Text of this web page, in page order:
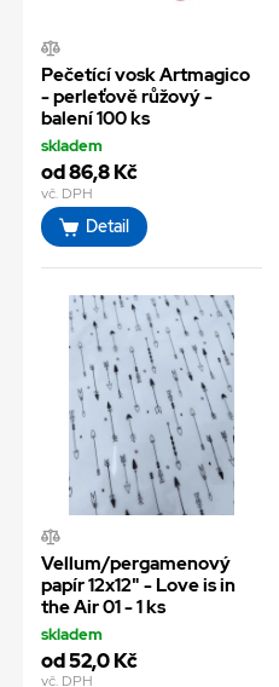
Pečetící vosk Artmagico
- perleťově růžový -
balení 100 ks
skladem
od 86,8 Kč
vč. DPH
Detail
Vellum/pergamenový
papír 12x12" - Love is in
the Air 01 - 1 ks
skladem
od 52,0 Kč
vč. DPH